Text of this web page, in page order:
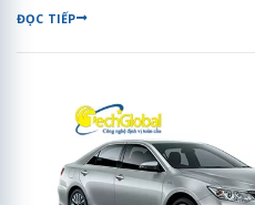
ĐỌC TIẾP